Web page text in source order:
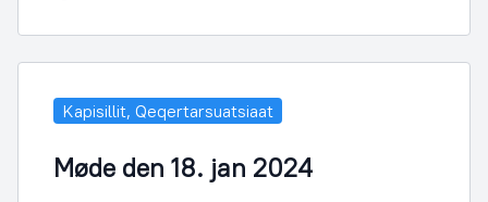
Kapisillit, Qeqertarsuatsiaat
Møde den 18. jan 2024